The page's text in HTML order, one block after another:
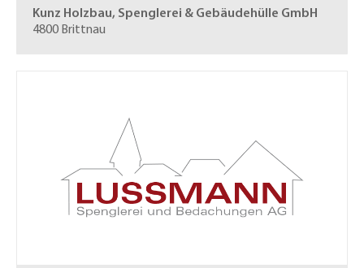
Kunz Holzbau, Spenglerei & Gebäudehülle GmbH
4800 Brittnau